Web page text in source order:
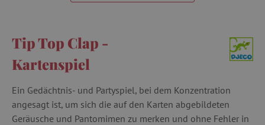
Tip Top Clap -
Kartenspiel
Ein Gedächtnis- und Partyspiel, bei dem Konzentration
angesagt ist, um sich die auf den Karten abgebildeten
Geräusche und Pantomimen zu merken und ohne Fehler in